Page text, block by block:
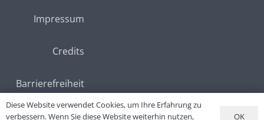
Barrierefreiheit
Diese Website verwendet Cookies, um Ihre Erfahrung zu
verbessern. Wenn Sie diese Website weiterhin nutzen,
OK